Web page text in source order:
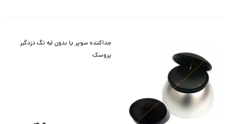
جداکننده سوپر یا بدون لبه تگ دزدگیر
پروسک